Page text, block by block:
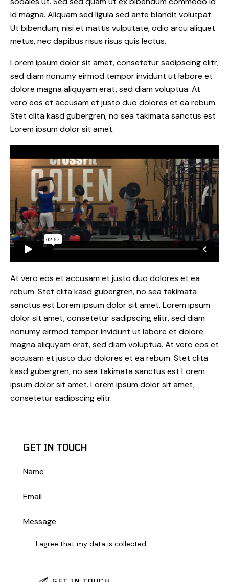
id magna. Aliquam sed ligula sed ante blandit volutpat.
Ut bibendum, nisi et mattis vulputate, odio arcu aliquet
metus, nec dapibus risus risus quis lectus.
Lorem ipsum dolor sit amet, consetetur sadipscing elitr,
sed diam nonumy eirmod tempor invidunt ut labore et
dolore magna aliquyam erat, sed diam voluptua. At
vero eos et accusam et justo duo dolores et ea rebum.
Stet clita kasd gubergren, no sea takimata sanctus est
Lorem ipsum dolor sit amet.
At vero eos et accusam et justo duo dolores et ea
rebum. Stet clita kasd gubergren, no sea takimata
sanctus est Lorem ipsum dolor sit amet. Lorem ipsum
dolor sit amet, consetetur sadipscing elitr, sed diam
nonumy eirmod tempor invidunt ut labore et dolore
magna aliquyam erat, sed diam voluptua. At vero eos et
accusam et justo duo dolores et ea rebum. Stet clita
kasd gubergren, no sea takimata sanctus est Lorem
ipsum dolor sit amet. Lorem ipsum dolor sit amet,
consetetur sadipscing elitr.
GET IN TOUCH
I agree that my data iscollected.